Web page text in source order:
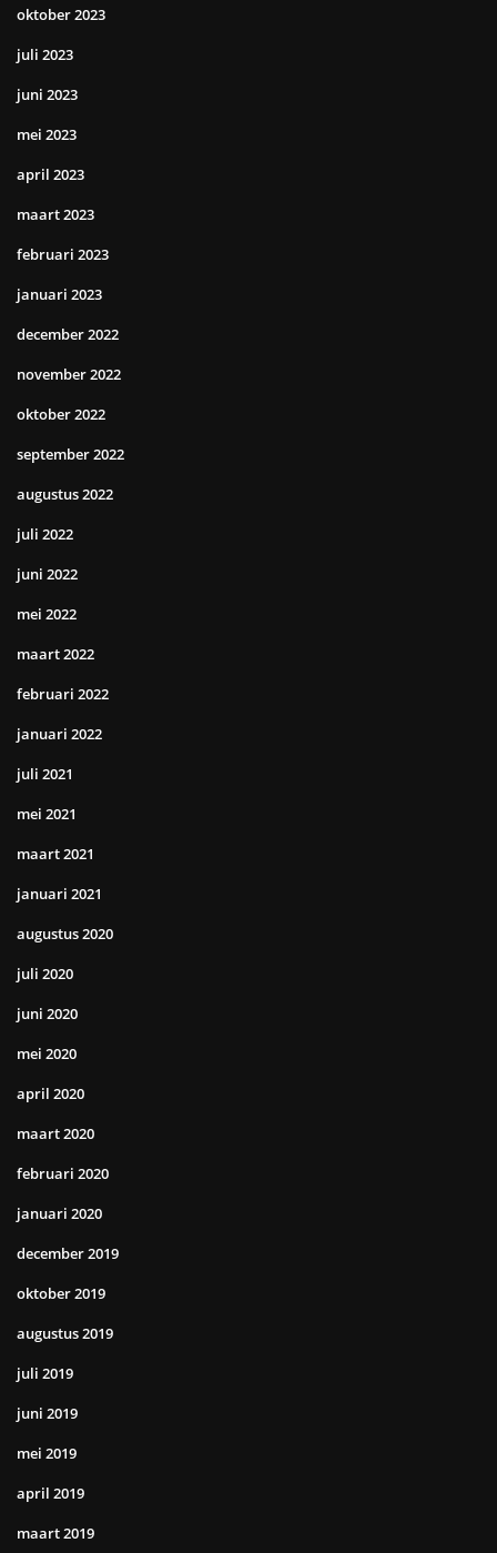
oktober 2023
juli 2023
juni 2023
mei 2023
april 2023
maart 2023
februari 2023
januari 2023
december 2022
november 2022
oktober 2022
september 2022
augustus 2022
juli 2022
juni 2022
mei 2022
maart 2022
februari 2022
januari 2022
juli 2021
mei 2021
maart 2021
januari 2021
augustus 2020
juli 2020
juni 2020
mei 2020
april 2020
maart 2020
februari 2020
januari 2020
december 2019
oktober 2019
augustus 2019
juli 2019
juni 2019
mei 2019
april 2019
maart 2019